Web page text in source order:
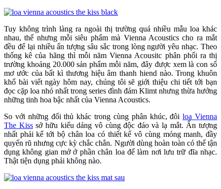
Tuy không trình làng ra ngoài thị trường quá nhiều mẫu loa khác
nhau, thế nhưng mỗi siêu phẩm mà Vienna Acoustics cho ra mắt
đều để lại nhiều ấn tượng sâu sắc trong lòng người yêu nhạc. Theo
thống kê của hãng thì mỗi năm Vienna Acousitc phân phối ra thị
trường khoảng 20.000 sản phẩm mỗi năm, đây được xem là con số
mơ ước của bất kì thương hiệu âm thanh hiend nào. Trong khuôn
khổ bài viết ngày hôm nay, chúng tôi sẽ giới thiệu chi tiết tới bạn
đọc cặp loa nhỏ nhất trong series đình đám Klimt nhưng thừa hưởng
những tinh hoa bậc nhất của Vienna Acoustics.
So với những đối thủ khác trong cùng phân khúc, đôiloa Vienna
The Kisssở hữu kiểu dáng vô cùng độc đáo và lạ mắt. Ấn tượng
nhất phải kể tới bộ chân loa có thiết kế vô cùng mỏng manh, đầy
quyến rũ nhưng cực kỳ chắc chắn. Người dùng hoàn toàn có thể tận
dụng không gian mở ở phần chân loa để làm nơi lưu trữ đĩa nhạc.
Thật tiện dụng phải không nào.